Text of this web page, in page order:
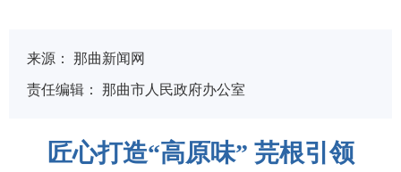
来源： 那曲新闻网
责任编辑： 那曲市人民政府办公室
匠心打造“高原味” 芫根引领